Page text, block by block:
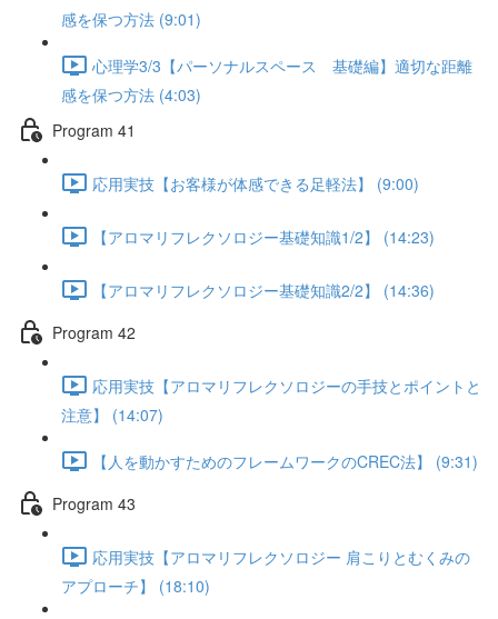
感を保つ方法 (9:01)
心理学3/3【パーソナルスペース 基礎編】適切な距離
感を保つ方法 (4:03)
Program 41
応用実技【お客様が体感できる足軽法】 (9:00)
【アロマリフレクソロジー基礎知識1/2】 (14:23)
【アロマリフレクソロジー基礎知識2/2】 (14:36)
Program 42
応用実技【アロマリフレクソロジーの手技とポイントと
注意】 (14:07)
【人を動かすためのフレームワークのCREC法】 (9:31)
Program 43
応用実技【アロマリフレクソロジー 肩こりとむくみの
アプローチ】 (18:10)